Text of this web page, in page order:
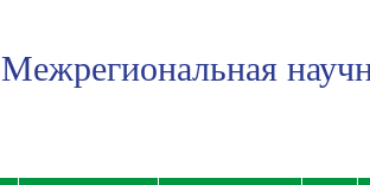
Межрегиональная